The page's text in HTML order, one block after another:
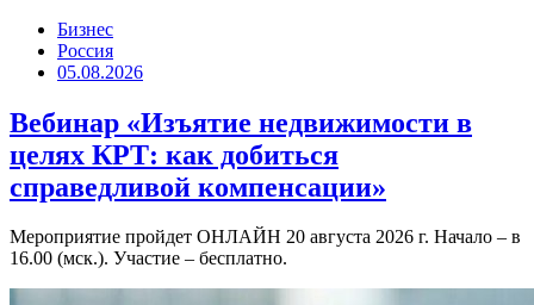
Бизнес
Россия
05.08.2026
Вебинар «Изъятие недвижимости в
целях КРТ: как добиться
справедливой компенсации»
Мероприятие пройдет ОНЛАЙН 20 августа 2026 г. Начало – в
16.00 (мск.). Участие – бесплатно.